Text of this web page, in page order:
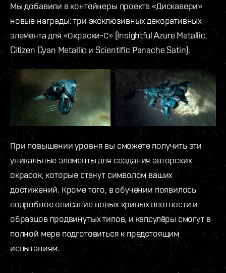
Мы добавили в контейнеры проекта «Дискавери»
новые награды: три эксклюзивных декоративных
элемента для «Окраски-С» (Insightful Azure Metallic,
Citizen Cyan Metallic и Scientific Panache Satin).
При повышении уровня вы сможете получить эти
уникальные элементы для создания авторских
окрасок, которые станут символом ваших
достижений. Кроме того, в обучении появилось
подробное описание новых кривых плотности и
образцов продвинутых типов, и капсулёры смогут в
полной мере подготовиться к предстоящим
испытаниям.